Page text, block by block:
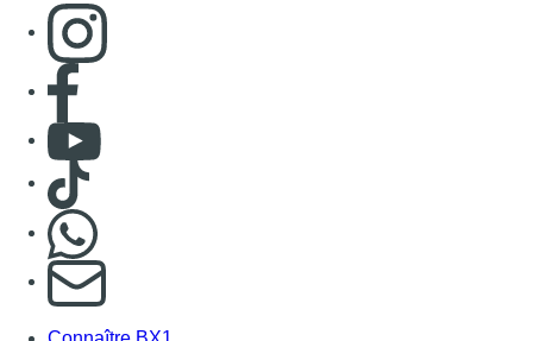
Consulter page Instagram
Consulter page Facebook
Consulter Youtube
Consulter TikTok
S'abonner à notre newsletter